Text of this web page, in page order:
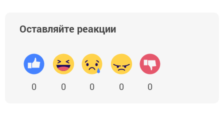
Оставляйте реакции
0 0 0 0 0